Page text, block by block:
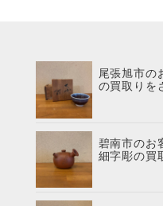
尾張旭市の
の買取りを
碧南市のお
細字彫の買